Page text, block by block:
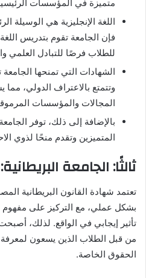
متميزة في المؤسسات
اللغة الإنجليزية هي الوسيلة
فإن الجامعة تقوم بتدريس اللغة
للطلاب فرصًا للتبادل العلمي
الشهادات التي تمنحها
وتتمتع بالاعتراف الدولي،
المجالات والمؤسسات
بالإضافة إلى ذلك، توفر
المتميزين وتقدم منحًا لذوي
ثالثًا: الجامعة
تعتمد شهادة القانون البريطانية
بشكل عملي، مع التركيز على مفهوم
تأثير إيجابي في الواقع. لذلك،
من قبل الطلاب الذين يسعون
الحقوق الخاصة.